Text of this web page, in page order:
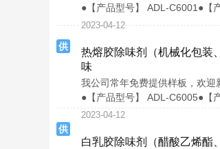
●【产品型号】 ADL-C6001●【
2023-04-12
供
热熔胶除味剂（机械化包装
味
我公司常年免费提供样板，欢
●【产品型号】 ADL-C6005●【
2023-04-12
供
白乳胶除味剂（醋酸乙烯酯